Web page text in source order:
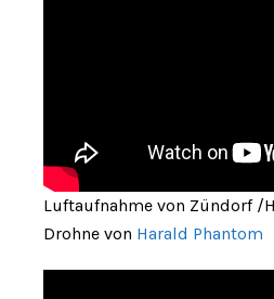
Luftaufnahme von Zündorf /
Drohne von Harald Phantom